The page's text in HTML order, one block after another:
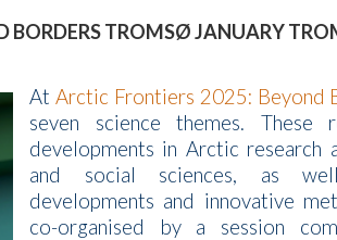
BORDERS TROMSØ JANUARY
At Arctic Frontiers 2025: Beyond
seven science themes. These
developments in Arctic research
and social sciences, as
developments and innovative
co-organised by a session